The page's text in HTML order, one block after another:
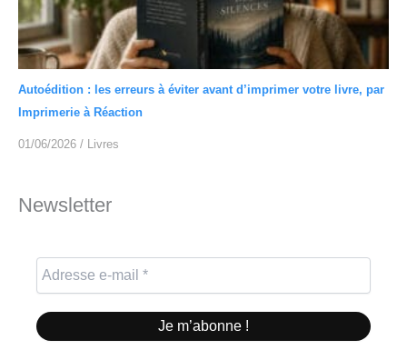
Autoédition : les erreurs à éviter avant d’imprimer votre livre, par
Imprimerie à Réaction
01/06/2026 / Livres
Newsletter